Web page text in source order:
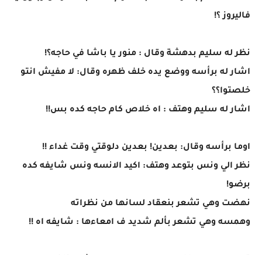
فاليروز ؟!
نظر له سليم بدهشة وقال : منور يا باشا في حاجه؟!
اشار له برأسه ووضع يده خلف ظهره وقال: لا مفيش انتو
خلصتوا؟؟
اشار له سليم وهتف : اه خلاص كام حاجه كده بس!!
اوما برأسه وقال: بعدين! بعدين دلوقتي وقت غداء !!
نظر الي ونس بتوعد وهتف: اكيد الانسه ونس شايفه كده
برضو!
نهضت وهي تشعر بنعقاد لسانها من نظراته
وهمسه وهي تشعر بألم شديد ف امعاءها : شايفه اه !!